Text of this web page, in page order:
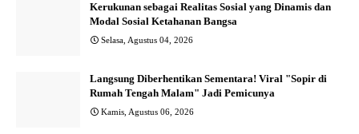
Kerukunan sebagai Realitas Sosial yang Dinamis dan
Modal Sosial Ketahanan Bangsa
Selasa, Agustus 04, 2026
Langsung Diberhentikan Sementara! Viral "Sopir di
Rumah Tengah Malam" Jadi Pemicunya
Kamis, Agustus 06, 2026